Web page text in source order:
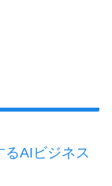
るAIビジネス